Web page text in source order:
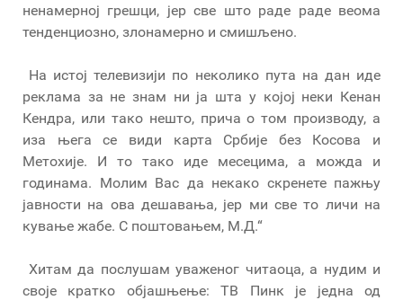
ненамерној грешци, јер све што раде раде веома
тенденциозно, злонамерно и смишљено.
На истој телевизији по неколико пута на дан иде
реклама за не знам ни ја шта у којој неки Кенан
Кендра, или тако нешто, прича о том производу, а
иза њега се види карта Србије без Косова и
Метохије. И то тако иде месецима, а можда и
годинама. Молим Вас да некако скренете пажњу
јавности на ова дешавања, јер ми све то личи на
кување жабе. С поштовањем, М.Д.“
Хитам да послушам уваженог читаоца, а нудим и
своје кратко објашњење: ТВ Пинк је једна од